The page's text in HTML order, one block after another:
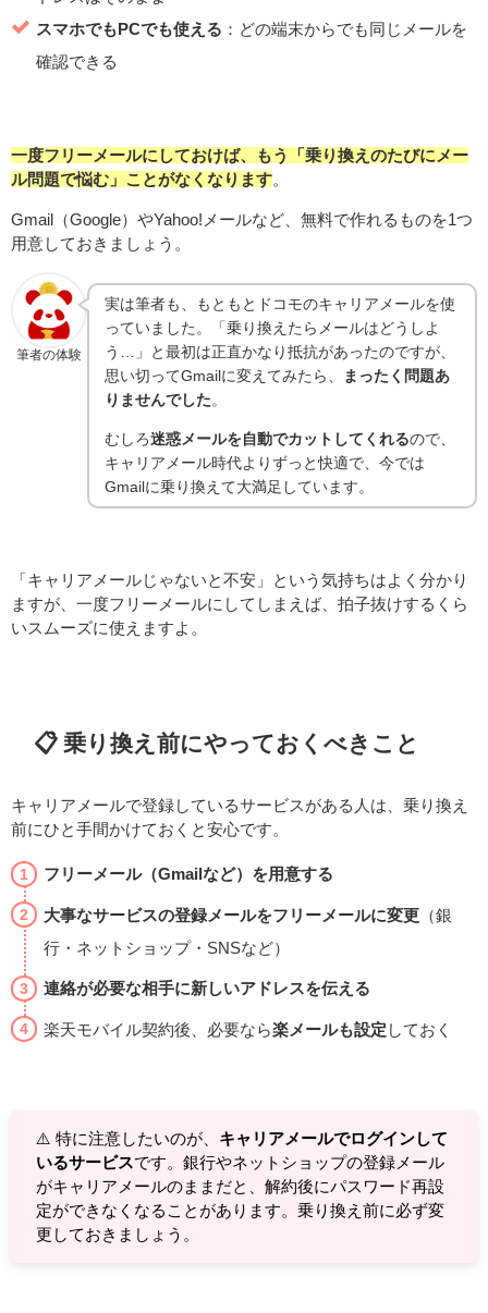
スマホでもPCでも使える ：どの端末からでも同じメールを
確認できる
一度フリーメールにしておけば、もう「乗り換えのたびにメー
ル問題で悩む」ことがなくなります
Gmail（Google）やYahoo!メールなど、無料で作れるものを1つ
用意しておきましょう。
筆者の体験
実は筆者も、もともとドコモのキャリアメールを使
っていました。「乗り換えたらメールはどうしよ
う…」と最初は正直かなり抵抗があったのですが、
思い切ってGmailに変えてみたら、
まったく問題あ
りませんでした 。
むしろ迷惑メールを自動でカットしてくれるので、
キャリアメール時代よりずっと快適で、今では
Gmailに乗り換えて大満足しています。
「キャリアメールじゃないと不安」という気持ちはよく分かり
ますが、一度フリーメールにしてしまえば、拍子抜けするくら
いスムーズに使えますよ。
📋 乗り換え前にやっておくべきこと
キャリアメールで登録しているサービスがある人は、乗り換え
前にひと手間かけておくと安心です。
フリーメール（Gmailなど）を用意する
大事なサービスの登録メールをフリーメールに変更 （銀
行・ネットショップ・SNSなど）
連絡が必要な相手に新しいアドレスを伝える
楽天モバイル契約後、必要なら楽メールも設定 しておく
⚠️ 特に注意したいのが、 キャリアメールでログインして
いるサービスです。銀行やネットショップの登録メール
がキャリアメールのままだと、解約後にパスワード再設
定ができなくなることがあります。乗り換え前に必ず変
更しておきましょう。